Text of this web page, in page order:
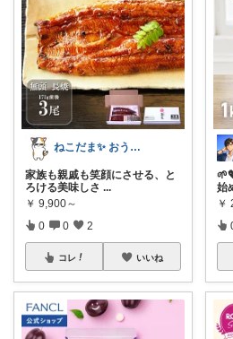
ねこだま✨ おうち時間充実ROOM🐾
家族も親戚も笑顔にさせる、と
ろける美味しさ ...
￥ 9,900～
0 0 2
コレ いいね
始
￥